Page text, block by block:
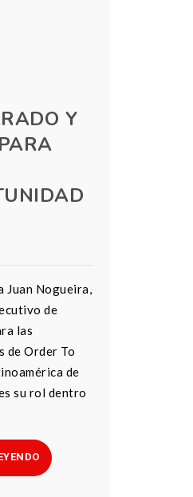
Y
Juan Nogueira,
de
las
de Order To
de
su rol dentro